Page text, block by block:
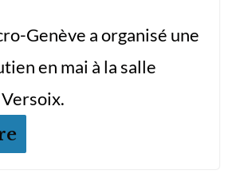
Genève a organisé une
en mai à la salle